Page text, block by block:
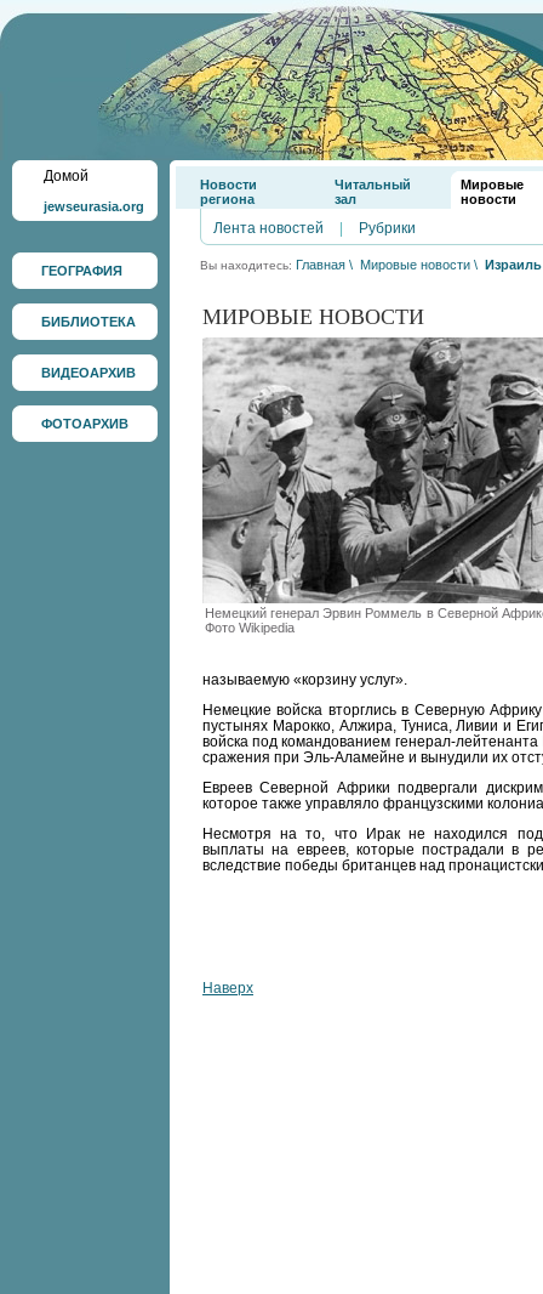
Домой
jewseurasia.org
ГЕОГРАФИЯ
БИБЛИОТЕКА
ВИДЕОАРХИВ
ФОТОАРХИВ
Новости
региона
Читальный
зал
Мировые
новости
Лента новостей Рубрики
Вы находитесь: Главная \ Мировые новости \
МИРОВЫЕ НОВОСТИ
Немецкий генерал Эрвин Роммель в Северной
Фото Wikipedia
называемую «корзину услуг».
Немецкие войска вторглись в Северную
пустынях Марокко, Алжира, Туниса, Ливии и
войска под командованием генерал-
сражения при Эль-Аламейне и вынудили их
Евреев Северной Африки подвергали
которое также управляло французскими
Несмотря на то, что Ирак не находился
выплаты на евреев, которые пострадали в
вследствие победы британцев над
Наверх